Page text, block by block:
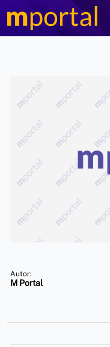
Autor:
M Portal